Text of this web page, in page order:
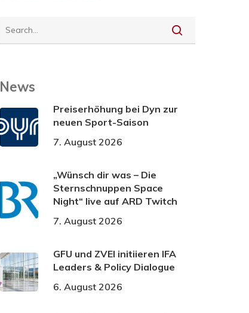
News
Preiserhöhung bei Dyn zur
neuen Sport-Saison
7. August 2026
„Wünsch dir was – Die
Sternschnuppen Space
Night“ live auf ARD Twitch
7. August 2026
GFU und ZVEI initiieren IFA
Leaders & Policy Dialogue
6. August 2026